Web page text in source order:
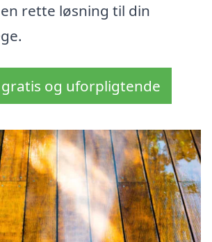
rette løsning til din
gratis og uforpligtende